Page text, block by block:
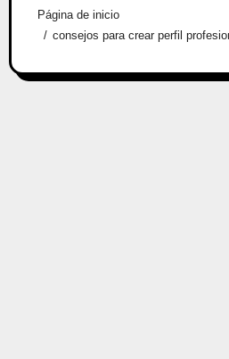
Página de inicio
consejos para crear perfil